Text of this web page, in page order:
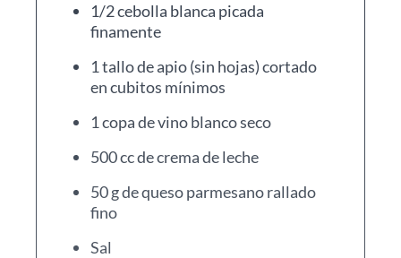
1/2 cebolla blanca picada
finamente
1 tallo de apio (sin hojas) cortado
en cubitos mínimos
1 copa de vino blanco seco
500 cc de crema de leche
50 g de queso parmesano rallado
fino
Sal